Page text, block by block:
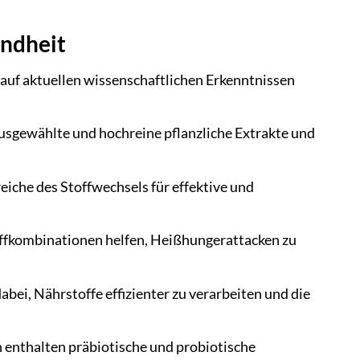
aktuellen wissenschaftlichen Erkenntnissen
und hochreine pflanzliche Extrakte und
des Stoffwechsels für effektive und
helfen, Heißhungerattacken zu
Nährstoffe effizienter zu verarbeiten und die
präbiotische und probiotische